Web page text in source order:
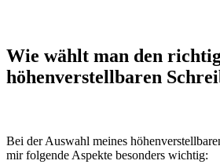
Wie wählt man den
höhenverstellbaren
Bei der Auswahl meines
mir folgende Aspekte besonders wichtig: